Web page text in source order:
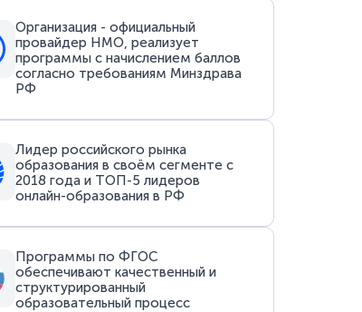
Организация - официальный
провайдер НМО, реализует
программы с начислением баллов
согласно требованиям Минздрава
РФ
Лидер российского рынка
образования в своём сегменте с
2018 года и ТОП-5 лидеров
онлайн-образования в РФ
Программы по ФГОС
обеспечивают качественный и
структурированный
образовательный процесс